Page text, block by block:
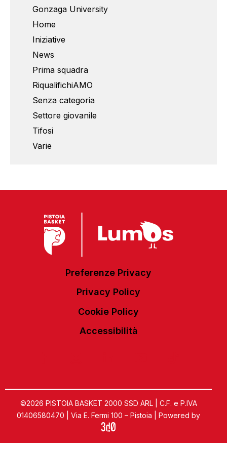
Gonzaga University
Home
Iniziative
News
Prima squadra
RiqualifichiAMO
Senza categoria
Settore giovanile
Tifosi
Varie
Preferenze Privacy
Privacy Policy
Cookie Policy
Accessibilità
©2026 PISTOIA BASKET 2000 SSD ARL | C.F. e P.IVA
01406580470 | Via E. Fermi 100 – Pistoia | Powered by